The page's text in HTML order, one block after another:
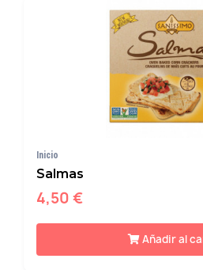
Inicio
Salmas
4,50 €
Añadir al